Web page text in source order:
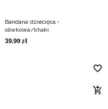
Bandana dziecięca -
oliwkowa/khaki
39,99 zł